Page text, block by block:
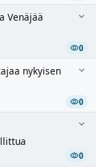
Venäjää
0
nykyisen
0
0